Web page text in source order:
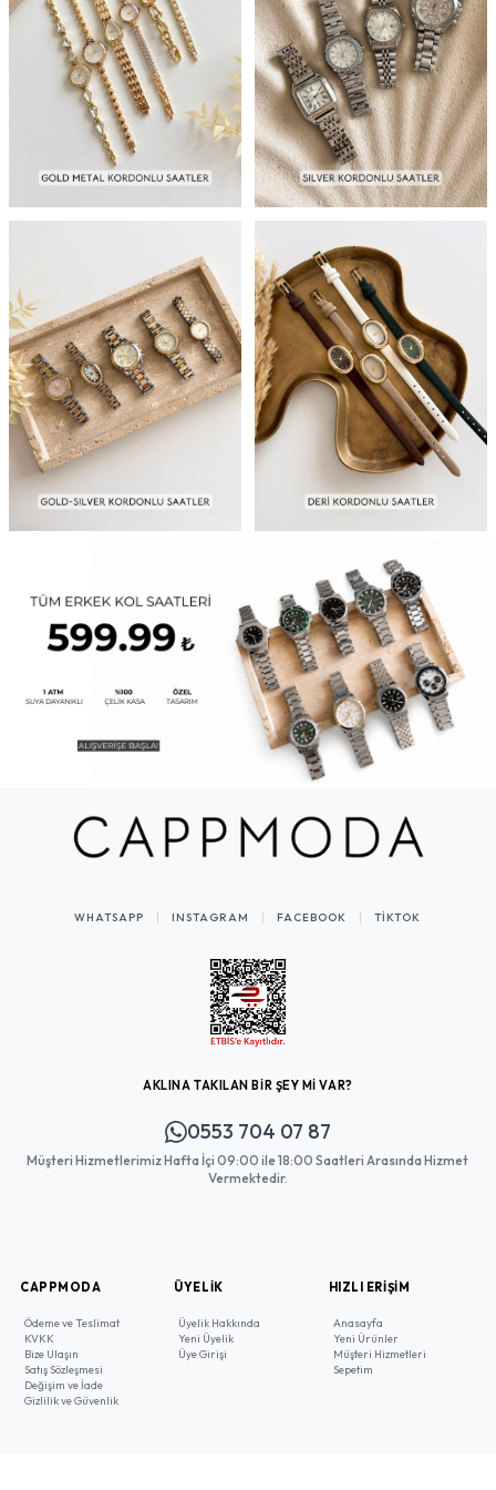
WHATSAPP INSTAGRAM FACEBOOK TIKTOK
AKLINA TAKILAN BİR ŞEY Mİ VAR?
0553 704 07 87
Müşteri Hizmetlerimiz Hafta İçi 09:00 ile 18:00 Saatleri Arasında Hizmet
Vermektedir.
CAPPMODA
Ödeme ve Teslimat
KVKK
Bize Ulaşın
Satış Sözleşmesi
Değişim ve İade
Gizlilik ve Güvenlik
ÜYELIK
Üyelik Hakkında
Yeni Üyelik
Üye Girişi
HIZLI ERIŞIM
Anasayfa
Yeni Ürünler
Müşteri Hizmetleri
Sepetim